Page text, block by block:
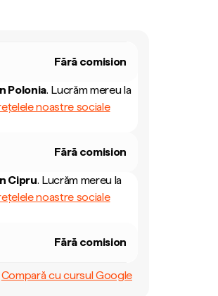
Fără comision
Polonia. Lucrăm mereu la
noastre sociale
Fără comision
Cipru. Lucrăm mereu la
noastre sociale
Fără comision
Compară cu cursul Google